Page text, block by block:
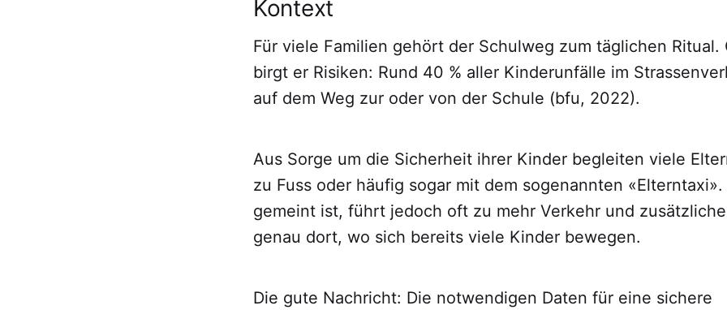
Kontext
Für viele Familien gehört der Schulweg zum täglichen Ritual.
birgt er Risiken: Rund 40 % aller Kinderunfälle im
auf dem Weg zur oder von der Schule (bfu, 2022).
Aus Sorge um die Sicherheit ihrer Kinder begleiten viele
zu Fuss oder häufig sogar mit dem sogenannten «Elterntaxi».
gemeint ist, führt jedoch oft zu mehr Verkehr und
genau dort, wo sich bereits viele Kinder bewegen.
Die gute Nachricht: Die notwendigen Daten für eine sichere